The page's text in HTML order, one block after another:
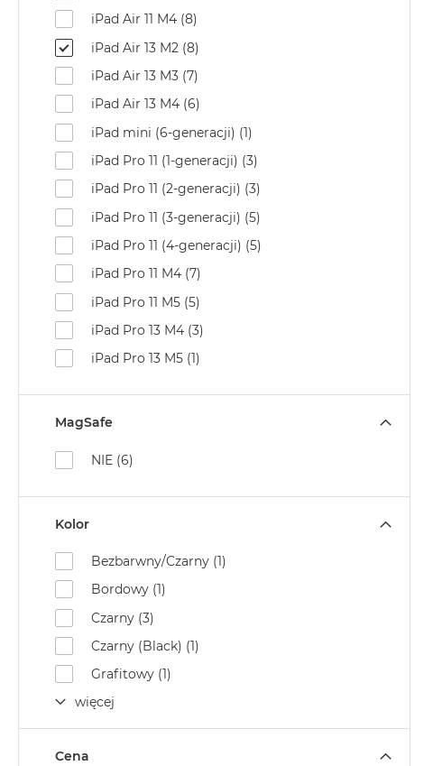
Księżycowa
Poświata
MacBook
MacBook
Srebrny
MacBook
Złoty
Według
pamięci
RAM
MacBook
RAM
MacBook
24GB
RAM
MacBook
32GB
RAM
Według
pojemności
dysku
MacBook
iPad Air 11 M4 (8)
iPad Air 13 M2 (8)
iPad Air 13 M3 (7)
iPad Air 13 M4 (6)
iPad mini (6-generacji) (1)
iPad Pro 11 (1-generacji) (3)
iPad Pro 11 (2-generacji) (3)
iPad Pro 11 (3-generacji) (5)
iPad Pro 11 (4-generacji) (5)
iPad Pro 11 M4 (7)
iPad Pro 11 M5 (5)
iPad Pro 13 M4 (3)
iPad Pro 13 M5 (1)
MagSafe
NIE (6)
Kolor
Bezbarwny/Czarny (1)
Bordowy (1)
Czarny (3)
Czarny (Black) (1)
Grafitowy (1)
więcej
Cena